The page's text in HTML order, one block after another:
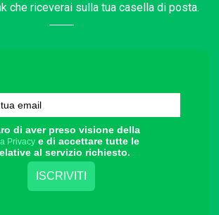
che riceverai sulla tua casella di posta.
di aver preso visione della
Privacy e di accettare tutte le
al servizio richiesto.